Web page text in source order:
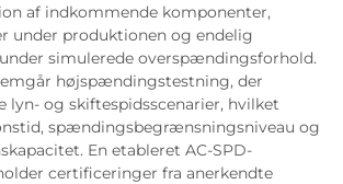
af indkommende komponenter,
under produktionen og endelig
simulerede overspændingsforhold.
højspændingstestning, der
og skiftespidsscenarier, hvilket
spændingsbegrænsningsniveau og
En etableret AC-SPD-
certificeringer fra anerkendte